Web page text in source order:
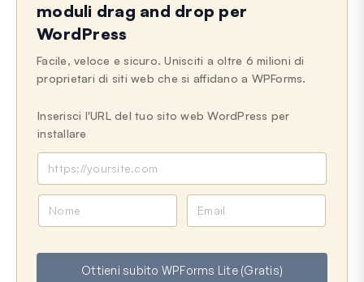
moduli drag and drop per
WordPress
Facile, veloce e sicuro. Unisciti a oltre 6 milioni di
proprietari di siti web che si affidano a WPForms.
Inserisci l'URL del tuo sito web WordPress per
installare
e
i
l
Ottieni subito WPForms Lite (Gratis)